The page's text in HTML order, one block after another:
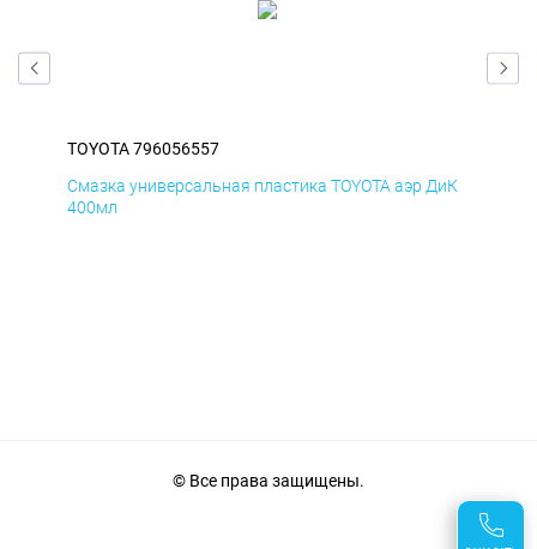
TOYOTA 796056557
Смазка универсальная пластика TOYOTA аэр ДиК
400мл
© Все права защищены.